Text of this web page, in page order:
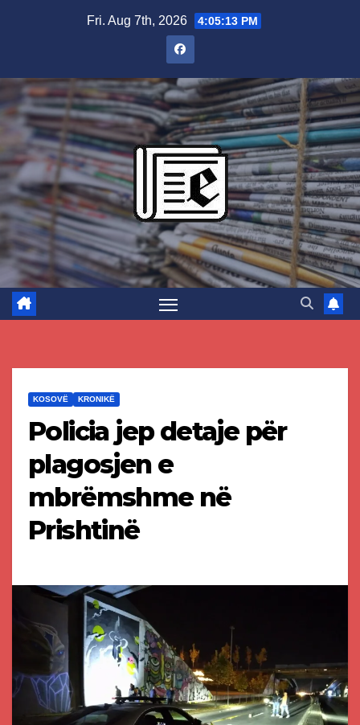
Fri. Aug 7th, 2026 4:05:14 PM
KOSOVË KRONIKË
Policia jep detaje për
plagosjen e
mbrëmshme në
Prishtinë